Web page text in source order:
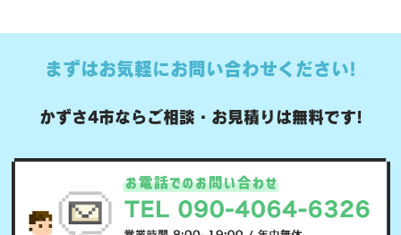
まずはお気軽にお問い合わせください!
かずさ4市ならご相談・お見積りは無料です!